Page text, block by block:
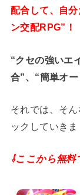
配合して、自
ン交配RPG”！
“クセの強いエ
合”、“簡単オ
それでは、そん
ックしていきま
⇩ここから無料